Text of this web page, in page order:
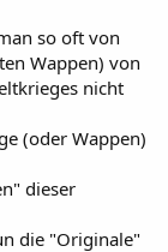
so oft von
Wappen) von
nicht
(oder Wappen)
dieser
die "Originale"